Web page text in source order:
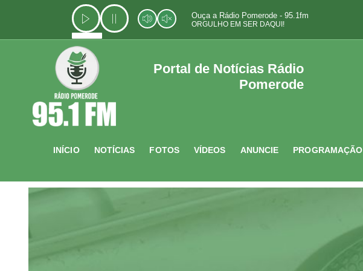
o
Ouça a Rádio Pomerode - 95.1fm
ORGULHO EM SER DAQUI!
Portal de Notícias Rádio
Pomerode
INÍCIO NOTÍCIAS FOTOS VÍDEOS ANUNCIE PROGRAMAÇÃO